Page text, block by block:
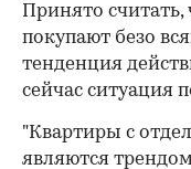
Принято
покупают безо
тенденция
сейчас ситуация
"Квартиры с
являются